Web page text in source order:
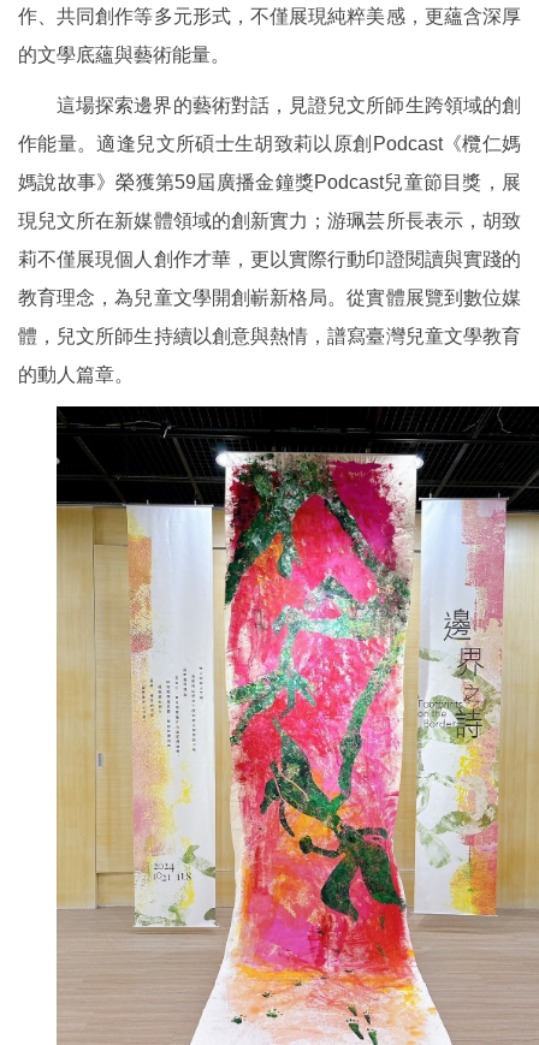
作、共同創作等多元形式，不僅展現純粹美感，更蘊含深厚
的文學底蘊與藝術能量。
這場探索邊界的藝術對話，見證兒文所師生跨領域的創
作能量。適逢兒文所碩士生胡致莉以原創Podcast《欖仁媽
媽說故事》榮獲第59屆廣播金鐘獎Podcast兒童節目獎，展
現兒文所在新媒體領域的創新實力；游珮芸所長表示，胡致
莉不僅展現個人創作才華，更以實際行動印證閱讀與實踐的
教育理念，為兒童文學開創嶄新格局。從實體展覽到數位媒
體，兒文所師生持續以創意與熱情，譜寫臺灣兒童文學教育
的動人篇章。